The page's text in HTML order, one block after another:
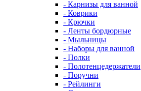
- Карнизы для ванной
- Коврики
- Крючки
- Ленты бордюрные
- Мыльницы
- Наборы для ванной
- Полки
- Полотенцедержатели
- Поручни
- Рейлинги